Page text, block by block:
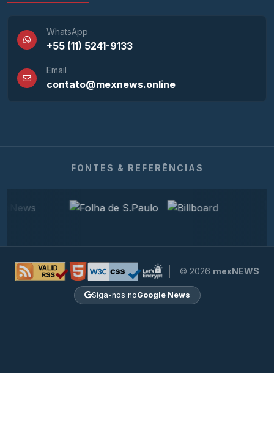
WhatsApp
+55 (11) 5241-9133
Email
contato@mexnews.online
FONTES & REFERÊNCIAS
© 2026 mexNEWS
Siga-nos noGoogle News